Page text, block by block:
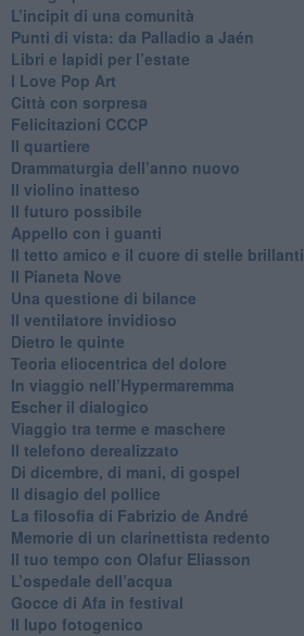
​L’incipit di una comunità
Punti di vista: da Palladio a Jaén
​Libri e lapidi per l’estate
​I Love Pop Art
Città con sorpresa
Felicitazioni CCCP
​Il quartiere
​Drammaturgia dell’anno nuovo
​Il violino inatteso
​Il futuro possibile
​Appello con i guanti
​Il tetto amico e il cuore di stelle brillanti
​Il Pianeta Nove
​Una questione di bilance
​Il ventilatore invidioso
​Dietro le quinte
​Teoria eliocentrica del dolore
In viaggio nell’Hypermaremma
​Escher il dialogico
​Viaggio tra terme e maschere
Il telefono derealizzato
​Di dicembre, di mani, di gospel
​Il disagio del pollice
​La filosofia di Fabrizio de André
Memorie di un clarinettista redento
​Il tuo tempo con Olafur Eliasson
​L’ospedale dell’acqua
​Gocce di Afa in festival
​Il lupo fotogenico